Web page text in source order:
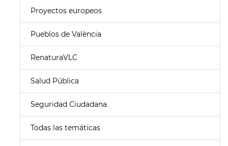
Proyectos europeos
Pueblos de València
RenaturaVLC
Salud Pública
Seguridad Ciudadana
Todas las temáticas